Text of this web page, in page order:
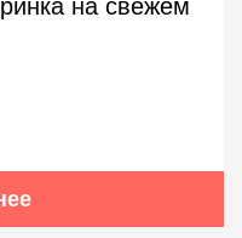
на свежем